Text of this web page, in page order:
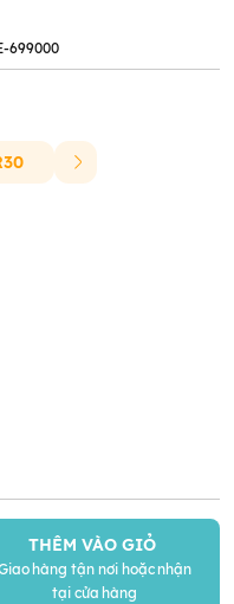
699000
THÊM VÀO GIỎ
hàng tận nơi hoặc nhận
tại cửa hàng